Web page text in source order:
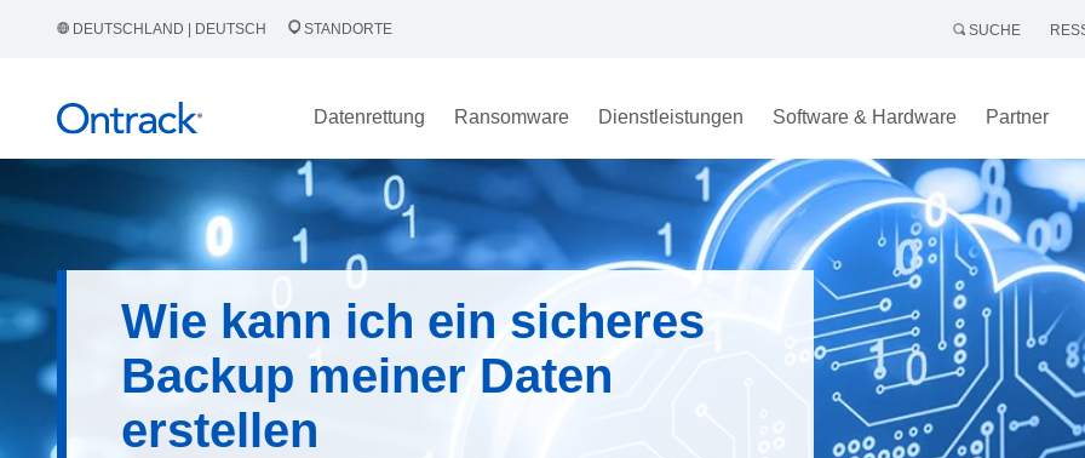
DEUTSCHLAND | DEUTSCH STANDORTE SUCHE
Datenrettung Ransomware Dienstleistungen Software & Hardware Partner
Wie kann ich ein sicheres
Backup meiner Daten
erstellen